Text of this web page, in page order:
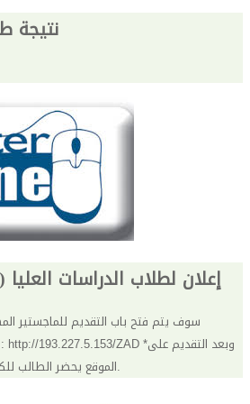
نتيجة
إعلان لطلاب الدراسات
الموقع يحضر الطالب للكلية لإستيفاء الأوراق المطلوبة.